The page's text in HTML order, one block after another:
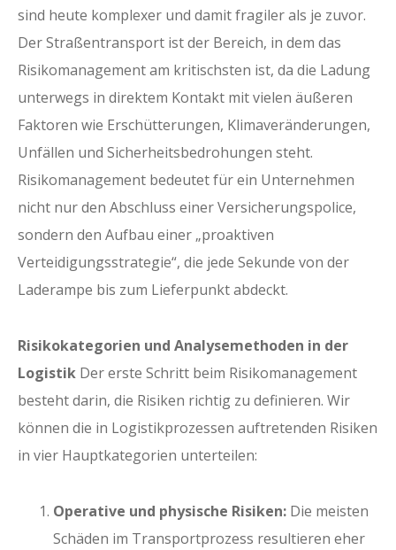
sind heute komplexer und damit fragiler als je zuvor.
Der Straßentransport ist der Bereich, in dem das
Risikomanagement am kritischsten ist, da die Ladung
unterwegs in direktem Kontakt mit vielen äußeren
Faktoren wie Erschütterungen, Klimaveränderungen,
Unfällen und Sicherheitsbedrohungen steht.
Risikomanagement bedeutet für ein Unternehmen
nicht nur den Abschluss einer Versicherungspolice,
sondern den Aufbau einer „proaktiven
Verteidigungsstrategie“, die jede Sekunde von der
Laderampe bis zum Lieferpunkt abdeckt.
Risikokategorien und Analysemethoden in der
Logistik Der erste Schritt beim Risikomanagement
besteht darin, die Risiken richtig zu definieren. Wir
können die in Logistikprozessen auftretenden Risiken
in vier Hauptkategorien unterteilen:
Operative und physische Risiken: Die meisten
Schäden im Transportprozess resultieren eher